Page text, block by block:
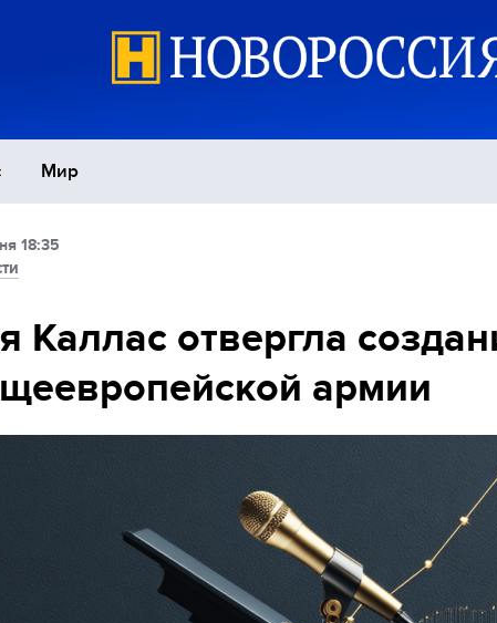
Мир
Экономика
Спорт
18:35
Каллас отвергла
армии